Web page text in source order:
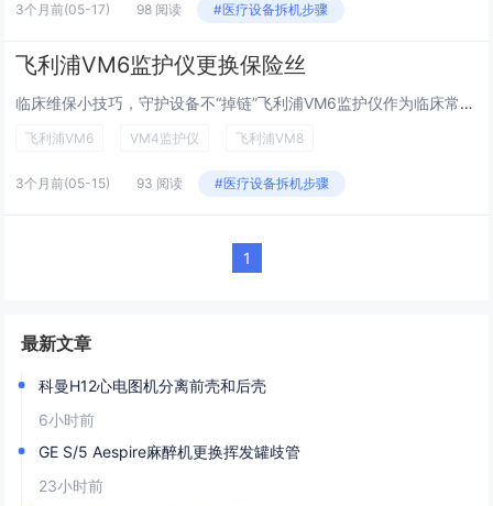
3个月前(05-17) 98 阅读 #医疗设备拆机步骤
飞利浦VM6监护仪更换保险丝
临床维保小技巧，守护设备不“掉链”飞利浦VM6监护仪作为临床常用的多参数监护设备，广泛应用于急诊、ICU、普通病房，精准监测患者生命体征，是医护人员的“得力助手”。而保险丝，作为设备供电系统的“安全卫士”，看似小巧，却承担着防过载、防短路的...
飞利浦VM6 VM4监护仪 飞利浦VM8
3个月前(05-15) 93 阅读 #医疗设备拆机步骤
1
最新文章
科曼H12心电图机分离前壳和后壳
6小时前
GE S/5 Aespire麻醉机更换挥发罐歧管
23小时前